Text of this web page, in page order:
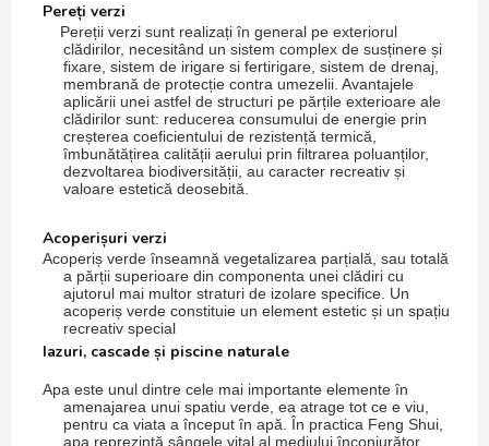
Pereți verzi
Pereții verzi sunt realizați în general pe exteriorul
clădirilor, necesitând un sistem complex de susținere și
fixare, sistem de irigare si fertirigare, sistem de drenaj,
membrană de protecție contra umezelii. Avantajele
aplicării unei astfel de structuri pe părțile exterioare ale
clădirilor sunt: reducerea consumului de energie prin
creșterea coeficientului de rezistență termică,
îmbunătățirea calității aerului prin filtrarea poluanților,
dezvoltarea biodiversității, au caracter recreativ și
valoare estetică deosebită.
Acoperișuri verzi
Acoperiș verde înseamnă vegetalizarea parțială, sau totală
a părții superioare din componenta unei clădiri cu
ajutorul mai multor straturi de izolare specifice. Un
acoperiș verde constituie un element estetic și un spațiu
recreativ special
Iazuri, cascade și piscine naturale
Apa este unul dintre cele mai importante elemente în
amenajarea unui spatiu verde, ea atrage tot ce e viu,
pentru ca viata a început în apă. În practica Feng Shui,
apa reprezintă sângele vital al mediului înconjurător,